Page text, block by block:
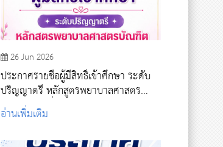
26 Jun 2026
ประกาศรายชื่อผู้มีสิทธิ์เข้าศึกษา ระดับ
ปริญญาตรี หลักสูตรพยาบาลศาสตร
บัญฑิต รอบที่ 4 รับตรงอิสระ ปีการศึกษา
2569
อ่านเพิ่มเติม